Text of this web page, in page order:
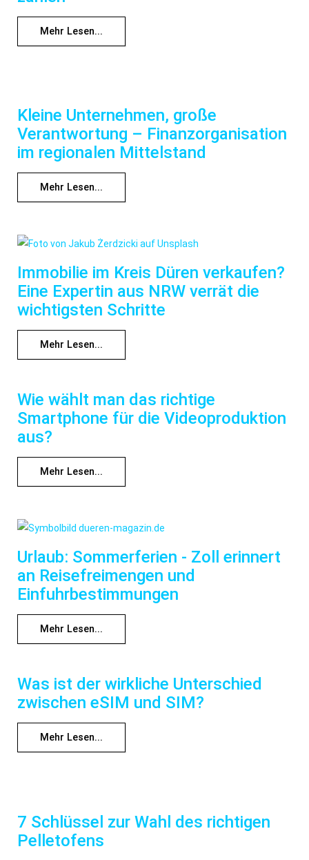
Mehr Lesen...
Kleine Unternehmen, große
Verantwortung – Finanzorganisation
im regionalen Mittelstand
Mehr Lesen...
Immobilie im Kreis Düren verkaufen?
Eine Expertin aus NRW verrät die
wichtigsten Schritte
Mehr Lesen...
Wie wählt man das richtige
Smartphone für die Videoproduktion
aus?
Mehr Lesen...
Urlaub: Sommerferien - Zoll erinnert
an Reisefreimengen und
Einfuhrbestimmungen
Mehr Lesen...
Was ist der wirkliche Unterschied
zwischen eSIM und SIM?
Mehr Lesen...
7 Schlüssel zur Wahl des richtigen
Pelletofens